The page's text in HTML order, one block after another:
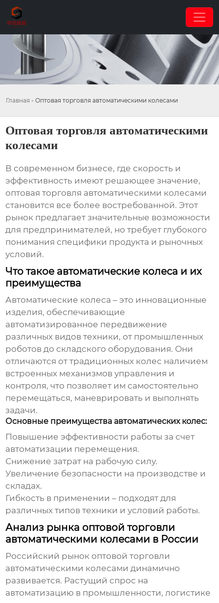
Главная - Оптовая торговля автоматическими колесами
Оптовая торговля автоматическими
колесами
В современном бизнесе, где скорость и
эффективность имеют решающее значение,
оптовая торговля автоматическими колесами
становится все более востребованной. Этот
рынок предлагает значительные возможности
для предпринимателей, но требует глубокого
понимания специфики продукта и рыночных
условий.
Что такое автоматические колеса и их
преимущества
Автоматические колеса – это инновационные
изделия, обеспечивающие
автоматизированное передвижение
различных видов техники, от промышленных
роботов до складского оборудования. Они
отличаются от традиционных колес наличием
встроенных механизмов управления и
контроля, что позволяет им самостоятельно
перемещаться, маневрировать и выполнять
задачи.
Основные преимущества автоматических колес:
Повышение эффективности работы за счет
автоматизации перемещения.
Снижение затрат на рабочую силу.
Увеличение безопасности на производстве и
складах.
Гибкость в применении – подходят для
различных типов техники и условий работы.
Анализ рынка оптовой торговли
автоматическими колесами в России
Российский рынок оптовой торговли
автоматическими колесами динамично
развивается. Растущий спрос на
автоматизацию в промышленности, логистике